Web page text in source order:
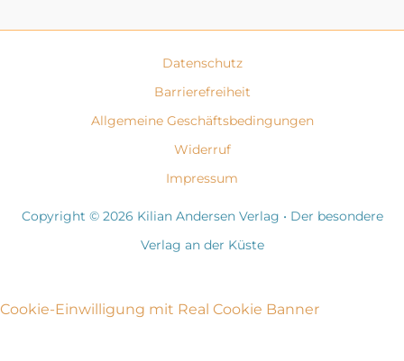
Datenschutz
Barrierefreiheit
Allgemeine Geschäftsbedingungen
Widerruf
Impressum
Copyright © 2026 Kilian Andersen Verlag • Der besondere
Verlag an der Küste
Cookie-Einwilligung mit Real Cookie Banner